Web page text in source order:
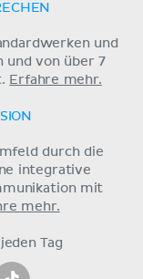
und
und von über 7
Erfahre mehr.
durch die
integrative
mit
mehr.
Tag